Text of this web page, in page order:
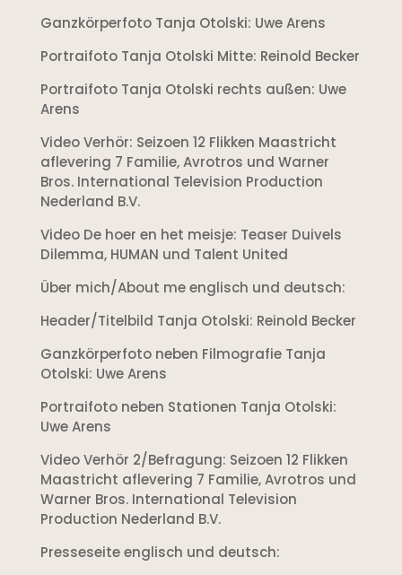
Ganzkörperfoto Tanja Otolski: Uwe Arens
Portraifoto Tanja Otolski Mitte: Reinold Becker
Portraifoto Tanja Otolski rechts außen: Uwe
Arens
Video Verhör: Seizoen 12 Flikken Maastricht
aflevering 7 Familie, Avrotros und Warner
Bros. International Television Production
Nederland B.V.
Video De hoer en het meisje: Teaser Duivels
Dilemma, HUMAN und Talent United
Über mich/About me englisch und deutsch:
Header/Titelbild Tanja Otolski: Reinold Becker
Ganzkörperfoto neben Filmografie Tanja
Otolski: Uwe Arens
Portraifoto neben Stationen Tanja Otolski:
Uwe Arens
Video Verhör 2/Befragung: Seizoen 12 Flikken
Maastricht aflevering 7 Familie, Avrotros und
Warner Bros. International Television
Production Nederland B.V.
Presseseite englisch und deutsch: